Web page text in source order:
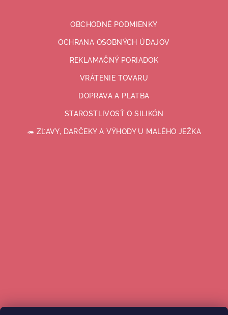
OBCHODNÉ PODMIENKY
OCHRANA OSOBNÝCH ÚDAJOV
REKLAMAČNÝ PORIADOK
VRÁTENIE TOVARU
DOPRAVA A PLATBA
STAROSTLIVOSŤ O SILIKÓN
🦔 ZĽAVY, DARČEKY A VÝHODY U MALÉHO JEŽKA